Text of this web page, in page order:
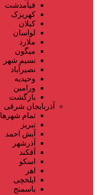
قیامدشت
کهریزک
کیلان
لواسان
ملارد
میگون
نسیم شهر
نصیرآباد
وحیدیه
ورامین
بازگشت
آذربایجان شرقی
تمام شهر‌ها
تبریز
آبش احمد
آذرشهر
آقکند
اسکو
اهر
ایلخچی
باسمنج